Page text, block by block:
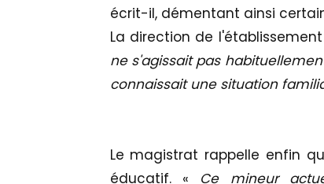
écrit-il, démentant ainsi
La direction de
ne s'agissait pas
connaissait une situation
Le magistrat rappelle enfin
éducatif. « Ce mineur